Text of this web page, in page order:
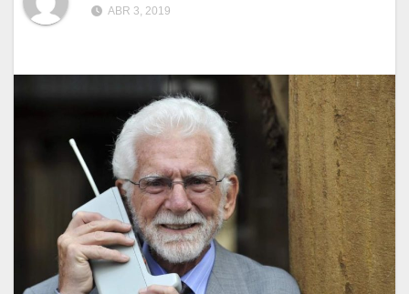
ABR 3, 2019